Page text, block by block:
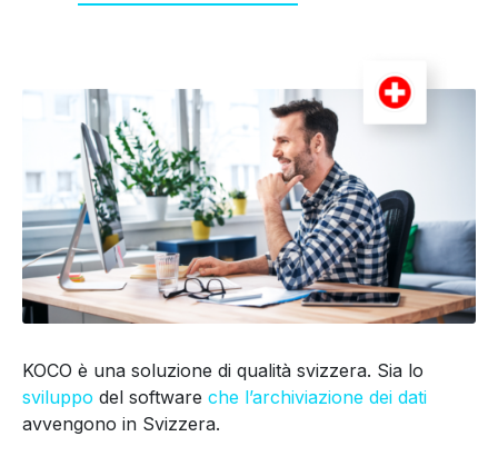
KOCO è una soluzione di qualità svizzera. Sia lo
sviluppo del software che l’archiviazione dei dati
avvengono in Svizzera.